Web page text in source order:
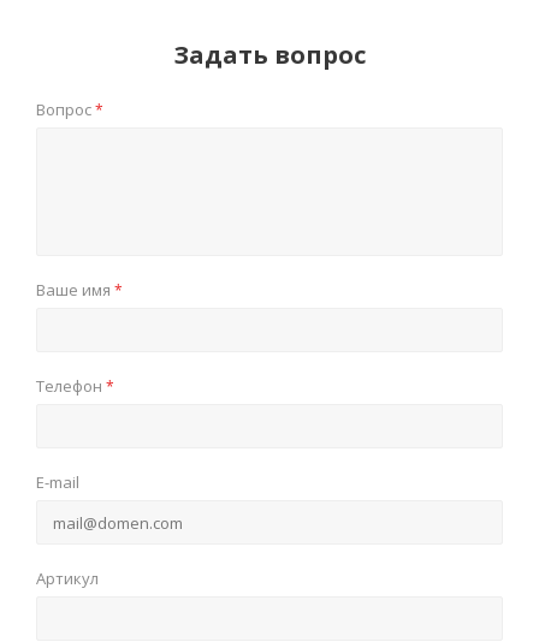
Задать вопрос
Вопрос*
Ваше имя *
Телефон *
E-mail
Артикул